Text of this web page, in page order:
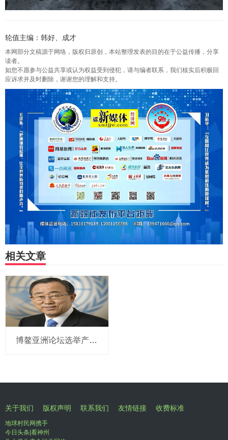
轮值主编：韩好、成才
本网部分文稿源于网络，版权归原创，本站整理发表的目的在于公益传播，分享
读者。
如您不愿参与公益共享或认为权益受到侵犯，请与编者联系，我们核实后积极回
应诉求并及时删除，谢谢您的理解和支持。
相关文章
博鳌亚洲论坛选举产生新一届理事会 潘基文当选理事长
关于我们 版权声明 联系我们 友情链接 收费标准
地球村民网携手
今日头条|看神州